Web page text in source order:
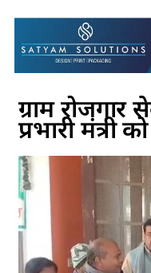
ग्राम रोजगार
प्रभारी मंत्री